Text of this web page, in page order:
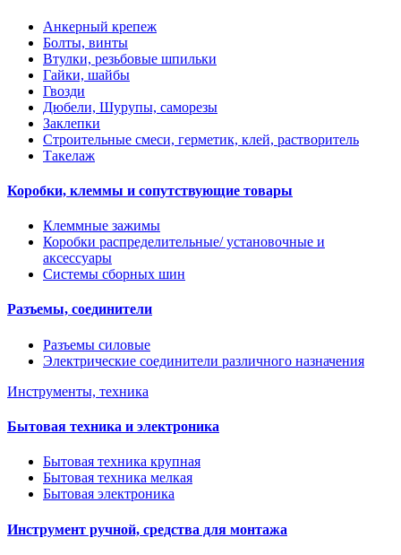
Анкерный крепеж
Болты, винты
Втулки, резьбовые шпильки
Гайки, шайбы
Гвозди
Дюбели, Шурупы, саморезы
Заклепки
Строительные смеси, герметик, клей, растворитель
Такелаж
Коробки, клеммы и сопутствующие товары
Клеммные зажимы
Коробки распределительные/ установочные и
аксессуары
Системы сборных шин
Разъемы, соединители
Разъемы силовые
Электрические соединители различного назначения
Инструменты, техника
Бытовая техника и электроника
Бытовая техника крупная
Бытовая техника мелкая
Бытовая электроника
Инструмент ручной, средства для монтажа